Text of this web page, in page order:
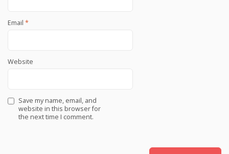
Email *
Website
Save my name, email, and
website in this browser for
the next time I comment.